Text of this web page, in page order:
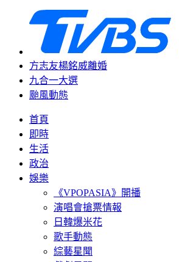
方志友楊銘威離婚
九合一大選
颱風動態
首頁
即時
生活
政治
娛樂
《VPOPASIA》開播
演唱會搶票情報
日韓爆米花
歌手動態
綜藝星聞